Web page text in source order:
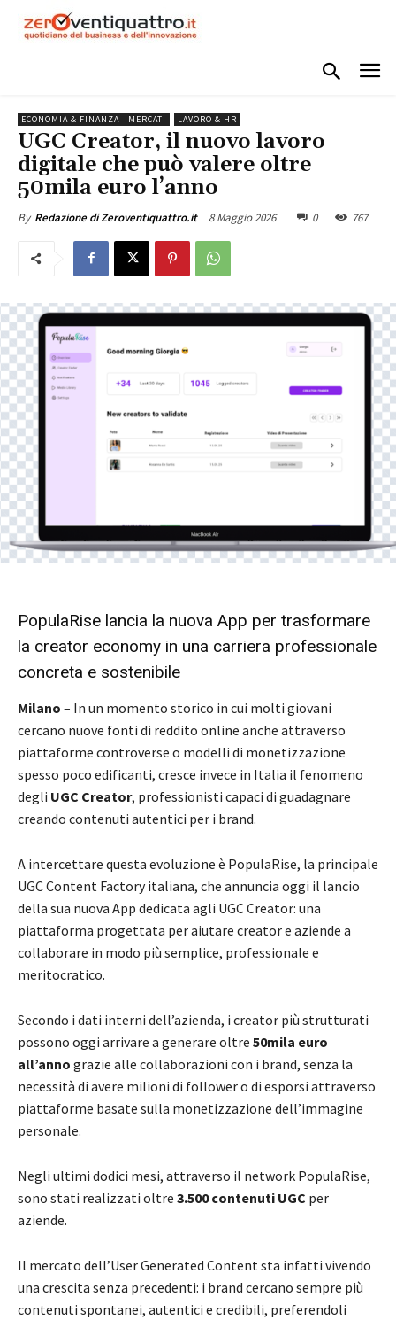
ECONOMIA & FINANZA - MERCATI LAVORO & HR
UGC Creator, il nuovo lavoro
digitale che può valere oltre
50mila euro l’anno
By Redazione di Zeroventiquattro.it 8 Maggio 2026 0 767
PopulaRise lancia la nuova App per trasformare
la creator economy in una carriera professionale
concreta e sostenibile
Milano – In un momento storico in cui molti giovani
cercano nuove fonti di reddito online anche attraverso
piattaforme controverse o modelli di monetizzazione
spesso poco edificanti, cresce invece in Italia il fenomeno
degli UGC Creator, professionisti capaci di guadagnare
creando contenuti autentici per i brand.
A intercettare questa evoluzione è PopulaRise, la principale
UGC Content Factory italiana, che annuncia oggi il lancio
della sua nuova App dedicata agli UGC Creator: una
piattaforma progettata per aiutare creator e aziende a
collaborare in modo più semplice, professionale e
meritocratico.
Secondo i dati interni dell’azienda, i creator più strutturati
possono oggi arrivare a generare oltre 50mila euro
all’anno grazie alle collaborazioni con i brand, senza la
necessità di avere milioni di follower o di esporsi attraverso
piattaforme basate sulla monetizzazione dell’immagine
personale.
Negli ultimi dodici mesi, attraverso il network PopulaRise,
sono stati realizzati oltre 3.500 contenuti UGC per
aziende.
Il mercato dell’User Generated Content sta infatti vivendo
una crescita senza precedenti: i brand cercano sempre più
contenuti spontanei, autentici e credibili, preferendoli